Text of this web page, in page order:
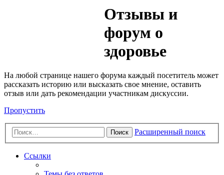
Отзывы и
форум о
здоровье
На любой странице нашего форума каждый посетитель может
рассказать историю или высказать свое мнение, оставить
отзыв или дать рекомендации участникам дискуссии.
Пропустить
Поиск Расширенный поиск
Ссылки